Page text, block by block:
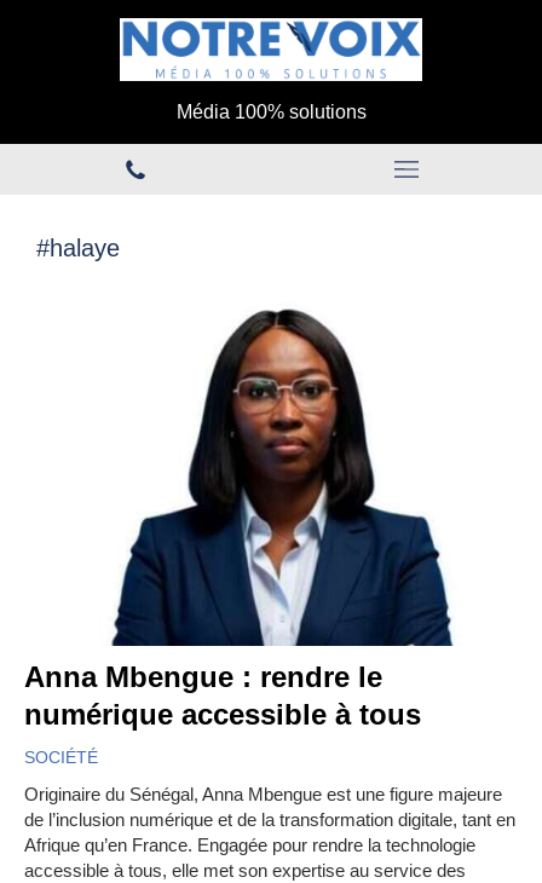
Média 100% solutions
#halaye
Anna Mbengue : rendre le
numérique accessible à tous
SOCIÉTÉ
Originaire du Sénégal, Anna Mbengue est une figure majeure
de l’inclusion numérique et de la transformation digitale, tant en
Afrique qu’en France. Engagée pour rendre la technologie
accessible à tous, elle met son expertise au service des